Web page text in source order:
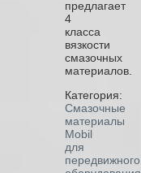
предлагает
4
класса
вязкости
смазочных
материалов.
Категория:
Смазочные
материалы
Mobil
для
передвижного